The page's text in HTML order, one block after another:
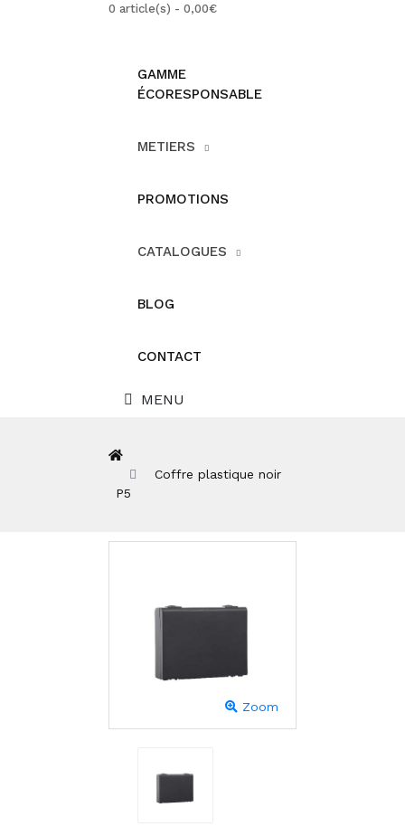
0 article(s) - 0,00€
GAMME
ÉCORESPONSABLE
METIERS
PROMOTIONS
CATALOGUES
BLOG
CONTACT
MENU
Coffre plastique noir
P5
Zoom